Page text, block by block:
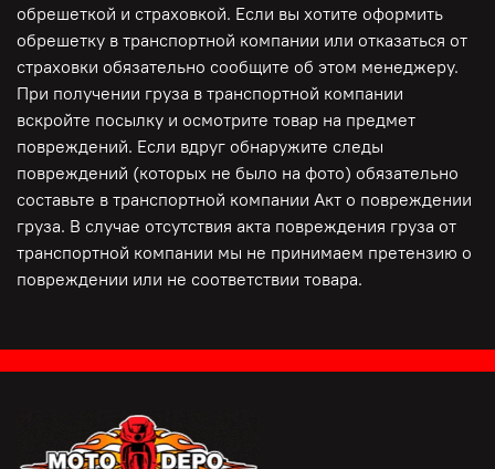
Видео работы
https://rutube.ru/video/
обрешеткой и страховкой. Если вы хотите оформить
обрешетку в транспортной компании или отказаться от
страховки обязательно сообщите об этом менеджеру.
При получении груза в транспортной компании
вскройте посылку и осмотрите товар на предмет
повреждений. Если вдруг обнаружите следы
повреждений (которых не было на фото) обязательно
составьте в транспортной компании Акт о повреждении
груза. В случае отсутствия акта повреждения груза от
транспортной компании мы не принимаем претензию о
повреждении или не соответствии товара.